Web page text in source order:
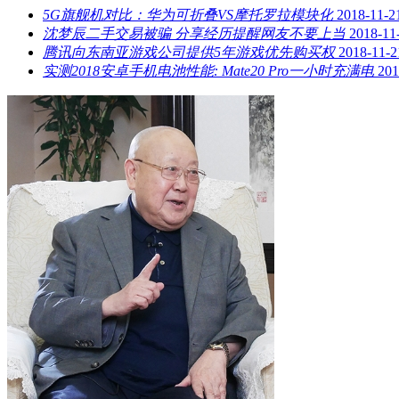
5G旗舰机对比：华为可折叠VS摩托罗拉模块化 2018-11-21
沈梦辰二手交易被骗 分享经历提醒网友不要上当 2018-
腾讯向东南亚游戏公司提供5年游戏优先购买权 2018-11-
实测2018安卓手机电池性能: Mate20 Pro一小时充满电